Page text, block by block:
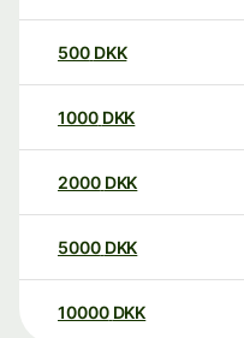
500 DKK
1000 DKK
2000 DKK
5000 DKK
10000 DKK